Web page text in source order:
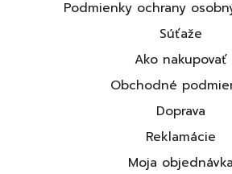
Podmienky ochrany
Súťaže
Ako nakupovať
Obchodné
Doprava
Reklamácie
Moja objednávka